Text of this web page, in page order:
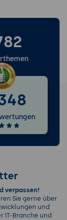
verpassen!
Sie gerne über
und
IT-Branche und